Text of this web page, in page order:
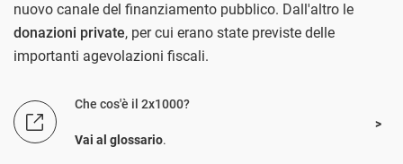
nuovo canale del finanziamento pubblico. Dall'altro le
donazioni private, per cui erano state previste delle
importanti agevolazioni fiscali.
Che cos'è il 2x1000?
Vai al glossario.